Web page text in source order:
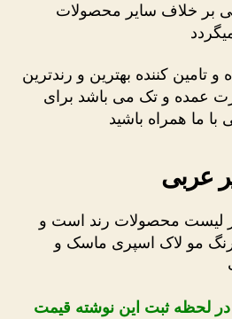
بر خلاف سایر محصولات
تامین کننده بهترین و رندترین
عمده و تک می باشد برای
ما همراه باشید
عربی
لیست محصولات رند است و
مو لاک اسپری ماسک و
لحظه ثبت این نوشته قیمت